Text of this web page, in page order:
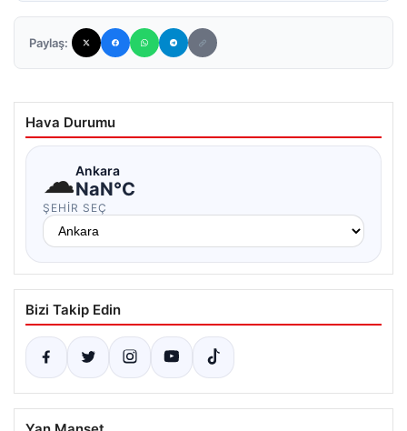
Paylaş:
Hava Durumu
☁Ankara
NaN°C
ŞEHIR SEÇ
Bizi Takip Edin